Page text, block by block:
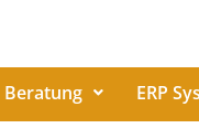
Beratung ERP